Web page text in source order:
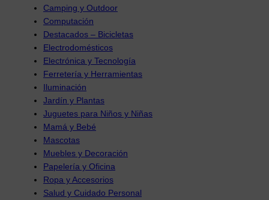
Camping y Outdoor
Computación
Destacados – Bicicletas
Electrodomésticos
Electrónica y Tecnología
Ferretería y Herramientas
Iluminación
Jardín y Plantas
Juguetes para Niños y Niñas
Mamá y Bebé
Mascotas
Muebles y Decoración
Papelería y Oficina
Ropa y Accesorios
Salud y Cuidado Personal